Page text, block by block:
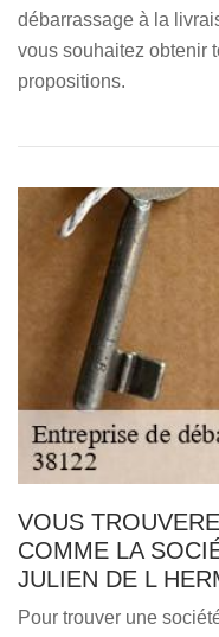
débarrassage à la
vous souhaitez obtenir
propositions.
VOUS
COMME LA
JULIEN DE L
Pour trouver une